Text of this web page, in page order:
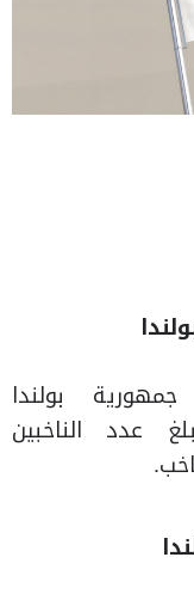
بولندا
عدد الناخبين